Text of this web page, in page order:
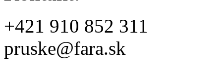
+421 910 852 311
pruske@fara.sk